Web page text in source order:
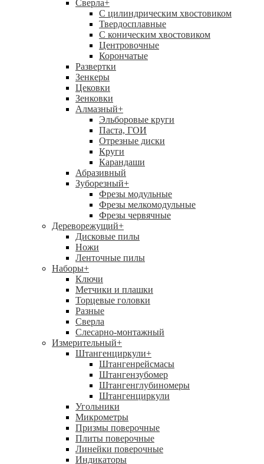
Сверла+
С цилиндрическим хвостовиком
Твердосплавные
С коническим хвостовиком
Центровочные
Корончатые
Развертки
Зенкеры
Цековки
Зенковки
Алмазный+
Эльборовые круги
Паста, ГОИ
Отрезные диски
Круги
Карандаши
Абразивный
Зуборезный+
Фрезы модульные
Фрезы мелкомодульные
Фрезы червячные
Дереворежущий+
Дисковые пилы
Ножи
Ленточные пилы
Наборы+
Ключи
Метчики и плашки
Торцевые головки
Разные
Сверла
Слесарно-монтажный
Измерительный+
Штангенциркули+
Штангенрейсмасы
Штангензубомер
Штангенглубиномеры
Штангенциркули
Угольники
Микрометры
Призмы поверочные
Плиты поверочные
Линейки поверочные
Индикаторы